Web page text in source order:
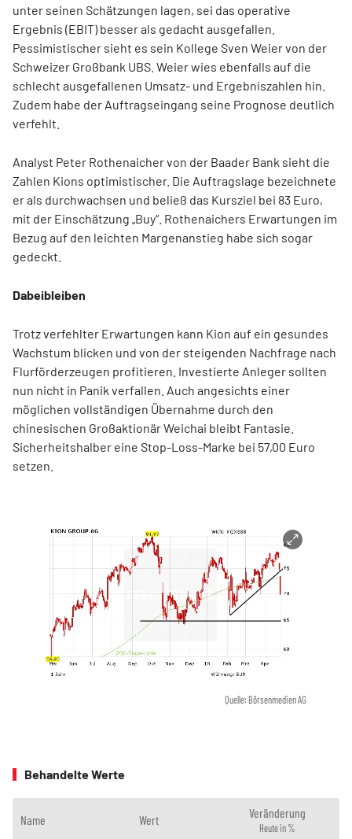
unter seinen Schätzungen lagen, sei das operative
Ergebnis (EBIT) besser als gedacht ausgefallen.
Pessimistischer sieht es sein Kollege Sven Weier von der
Schweizer Großbank UBS. Weier wies ebenfalls auf die
schlecht ausgefallenen Umsatz- und Ergebniszahlen hin.
Zudem habe der Auftragseingang seine Prognose deutlich
verfehlt.
Analyst Peter Rothenaicher von der Baader Bank sieht die
Zahlen Kions optimistischer. Die Auftragslage bezeichnete
er als durchwachsen und beließ das Kursziel bei 83 Euro,
mit der Einschätzung „Buy“. Rothenaichers Erwartungen im
Bezug auf den leichten Margenanstieg habe sich sogar
gedeckt.
Dabeibleiben
Trotz verfehlter Erwartungen kann Kion auf ein gesundes
Wachstum blicken und von der steigenden Nachfrage nach
Flurförderzeugen profitieren. Investierte Anleger sollten
nun nicht in Panik verfallen. Auch angesichts einer
möglichen vollständigen Übernahme durch den
chinesischen Großaktionär Weichai bleibt Fantasie.
Sicherheitshalber eine Stop-Loss-Marke bei 57,00 Euro
setzen.
Quelle: Börsenmedien AG
Behandelte Werte
Name Wert Veränderung
Heute in %